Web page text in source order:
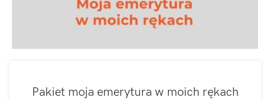
Pakiet moja emerytura w moich rękach